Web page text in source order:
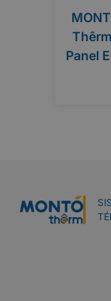
Panel